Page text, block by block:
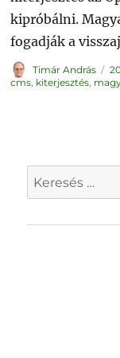
kipróbálni.
fogadják a
Szerző
Timár András
cms, kiterjesztés,
Keresés
a